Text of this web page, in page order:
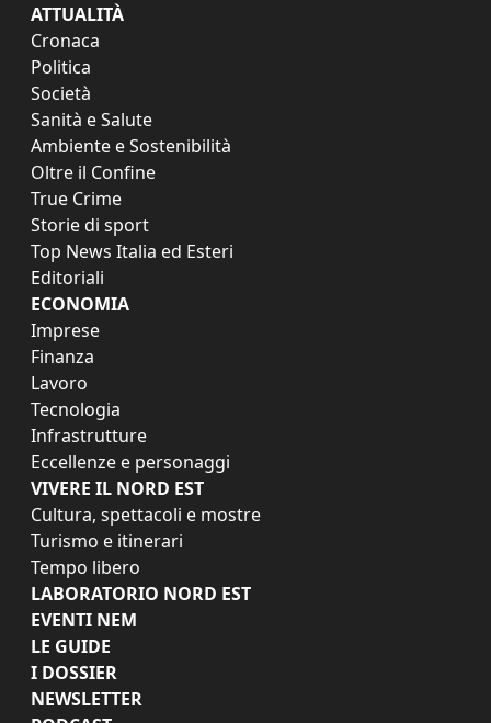
ATTUALITÀ
Cronaca
Politica
Società
Sanità e Salute
Ambiente e Sostenibilità
Oltre il Confine
True Crime
Storie di sport
Top News Italia ed Esteri
Editoriali
ECONOMIA
Imprese
Finanza
Lavoro
Tecnologia
Infrastrutture
Eccellenze e personaggi
VIVERE IL NORD EST
Cultura, spettacoli e mostre
Turismo e itinerari
Tempo libero
LABORATORIO NORD EST
EVENTI NEM
LE GUIDE
I DOSSIER
NEWSLETTER